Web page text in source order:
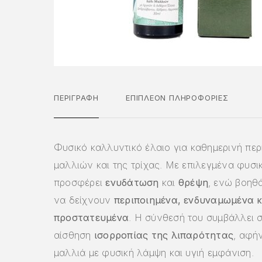
ΠΕΡΙΓΡΑΦΉ ΕΠΙΠΛΈΟΝ ΠΛΗΡΟΦΟΡΊΕΣ
Φυσικό καλλυντικό έλαιο για καθημερινή
μαλλιών και της τρίχας. Με επιλεγμένα
προσφέρειενυδάτωση και θρέψη, ενώ
να δείχνουν περιποιημένα, ενδυναμωμένα
προστατευμένα. Η σύνθεσή του συμβάλλει
αίσθηση ισορροπίας της λιπαρότητας,
μαλλιά με φυσική λάμψη και υγιή εμφάνιση.